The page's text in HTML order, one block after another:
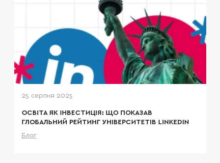
25 серпня 2025
ОСВІТА ЯК ІНВЕСТИЦІЯ: ЩО ПОКАЗАВ
ГЛОБАЛЬНИЙ РЕЙТИНГ УНІВЕРСИТЕТІВ LINKEDIN
Блог
У 2025 році LinkedIn представив власний рейтинг
університетів світу, які найбільш ефективно
впливають на кар’єрний успіх випускників. Для
українських абітурієнтів це дослідження має
особливу цінність: воно відповідає на ключове
питання — чому варто інвестувати у навчання за